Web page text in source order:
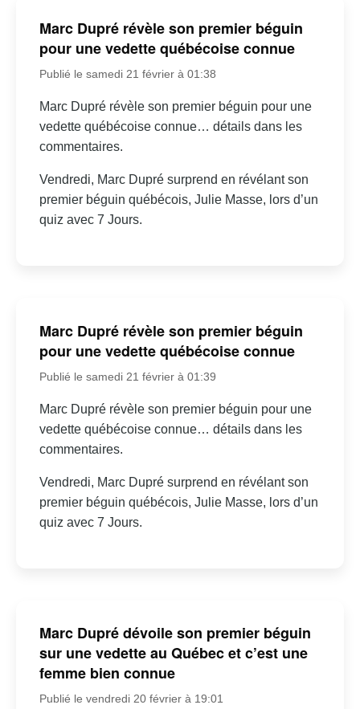
Marc Dupré révèle son premier béguin
pour une vedette québécoise connue
Publié le samedi 21 février à 01:38
Marc Dupré révèle son premier béguin pour une
vedette québécoise connue… détails dans les
commentaires.
Vendredi, Marc Dupré surprend en révélant son
premier béguin québécois, Julie Masse, lors d’un
quiz avec 7 Jours.
Marc Dupré révèle son premier béguin
pour une vedette québécoise connue
Publié le samedi 21 février à 01:39
Marc Dupré révèle son premier béguin pour une
vedette québécoise connue… détails dans les
commentaires.
Vendredi, Marc Dupré surprend en révélant son
premier béguin québécois, Julie Masse, lors d’un
quiz avec 7 Jours.
Marc Dupré dévoile son premier béguin
sur une vedette au Québec et c’est une
femme bien connue
Publié le vendredi 20 février à 19:01